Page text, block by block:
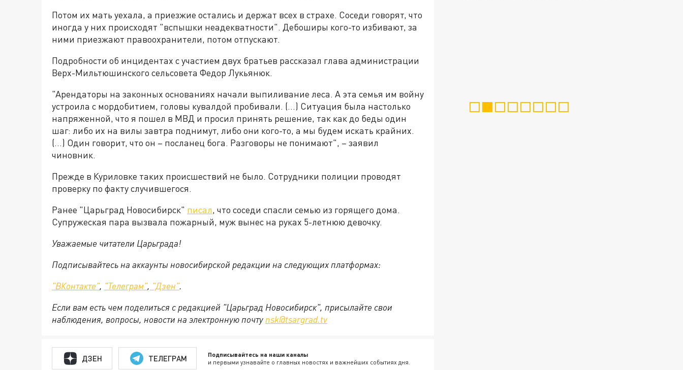
Потом их мать уехала, а приезжие остались и держат всех в страхе. Соседи говорят, что
иногда у них происходят "вспышки неадекватности". Дебоширы кого-то избивают, за
ними приезжают правоохранители, потом отпускают.
Подробности об инцидентах с участием двух братьев рассказал глава администрации
Верх-Мильтюшинского сельсовета Федор Лукьянюк.
"Арендаторы на законных основаниях начали выпиливание леса. А эта семья им войну
устроила с мордобитием, головы кувалдой пробивали. (...) Ситуация была настолько
напряженной, что я пошел в МВД и просил принять решение, так как до беды один
шаг: либо их на вилы завтра поднимут, либо они кого-то, а мы будем искать крайних.
(...) Один говорит, что он – посланец бога. Разговоры не понимают", – заявил
чиновник.
Прежде в Куриловке таких происшествий не было. Сотрудники полиции проводят
проверку по факту случившегося.
Ранее "Царьград Новосибирск" писал, что соседи спасли семью из горящего дома.
Супружеская пара вызвала пожарный, муж вынес на руках 5-летнюю девочку.
Уважаемые читатели Царьграда!
Подписывайтесь на аккаунты новосибирской редакции на следующих платформах:
"ВКонтакте", "Телеграм", "Дзен".
Если вам есть чем поделиться с редакцией "Царьград Новосибирск", присылайте свои
наблюдения, вопросы, новости на электронную почту nsk@tsargrad.tv
ДЗЕН ТЕЛЕГРАМ Подписывайтесь на наши каналы
и первыми узнавайте о главных новостях и важнейших событиях дня.